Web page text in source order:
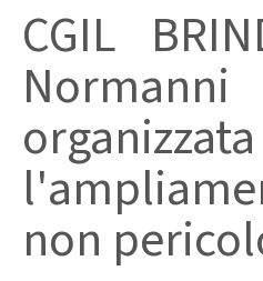
CGIL
non